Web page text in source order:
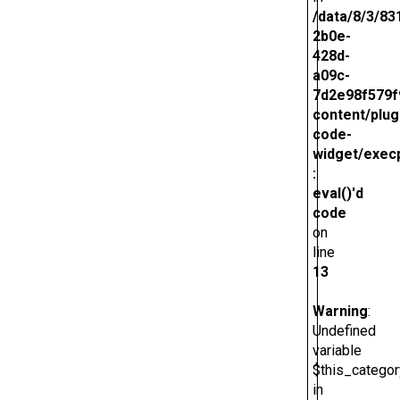
/data/8/3/
2b0e-
428d-
a09c-
content/
code-
widget/
:
eval()'d
code
on
line
13
Warning:
Undefined
variable
in